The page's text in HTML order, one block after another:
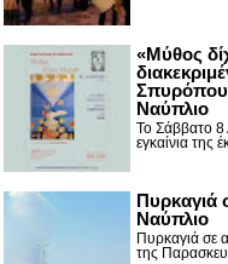
«Μύθος
Ναύπλιο
Το Σάββατο 8
εγκαίνια της
Πυρκαγιά
Ναύπλιο
Πυρκαγιά σε
της